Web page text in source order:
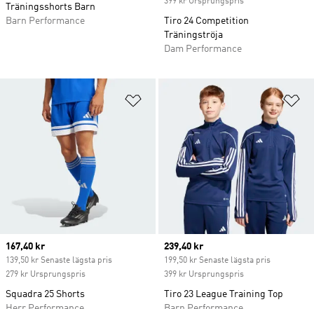
Träningsshorts Barn
Barn Performance
Tiro 24 Competition
Träningströja
Dam Performance
Lägg till på önskelistan
Current price
167,40 kr
139,50 kr Senaste lägsta pris
279 kr Ursprungspris
Squadra 25 Shorts
Current price
239,40 kr
199,50 kr Senaste lägsta pris
399 kr Ursprungspris
Tiro 23 League Training Top